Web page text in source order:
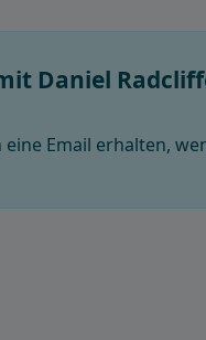
Daniel
Email erhalten,